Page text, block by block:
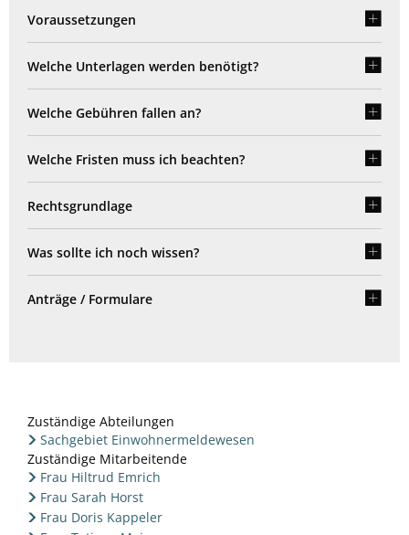
Voraussetzungen
Welche Unterlagen werden benötigt?
Welche Gebühren fallen an?
Welche Fristen muss ich beachten?
Rechtsgrundlage
Was sollte ich noch wissen?
Anträge / Formulare
Zuständige Abteilungen
Sachgebiet Einwohnermeldewesen
Zuständige Mitarbeitende
Frau Hiltrud Emrich
Frau Sarah Horst
Frau Doris Kappeler